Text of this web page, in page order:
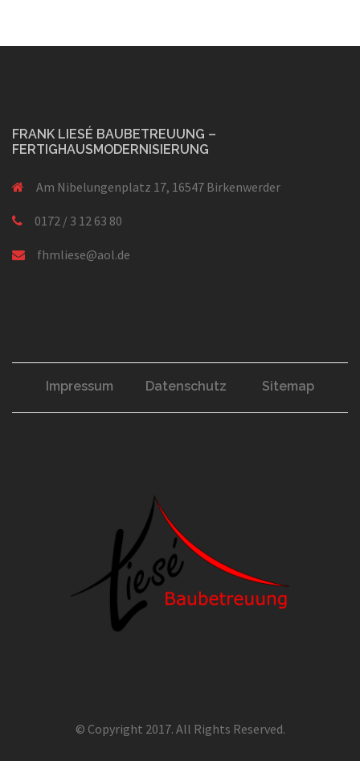
FRANK LIESÉ BAUBETREUUNG –
FERTIGHAUSMODERNISIERUNG
Am Nibelungenplatz 17, 16547 Birkenwerder
0172 / 3 12 63 80
fhmliese@aol.de
Impressum Datenschutz Sitemap
© Copyright 2017. All Rights Reserved.